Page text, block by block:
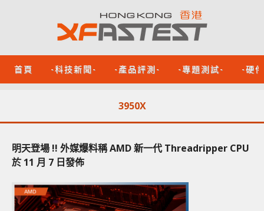
首頁 -科技新聞- -產品評測- -專題測試- -硬
3950X
明天登場 !! 外媒爆料稱 AMD 新一代 Threadripper CPU
於 11 月 7 日發佈